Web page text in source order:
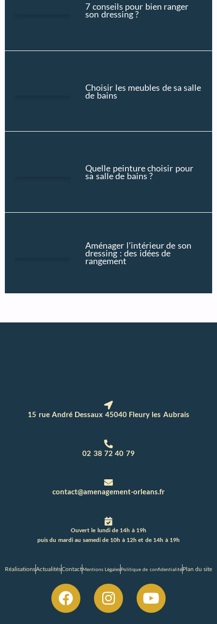
7 conseils pour bien ranger
son dressing ?
Choisir les meubles de sa salle
de bains
Quelle peinture choisir pour
sa salle de bains ?
Aménager l’intérieur de son
dressing : des idées de
rangement
15 rue André Dessaux 45040 Fleury les Aubrais
02 38 72 40 79
contact@amenagement-orleans.fr
Ouvert le lundi de 14h à 19h
puis du mardi au samedi de 10h à 12h et de 14h à 19h
RéalisationsActualitésContactMentions LégalesPolitique de confidentialitéPlan du site